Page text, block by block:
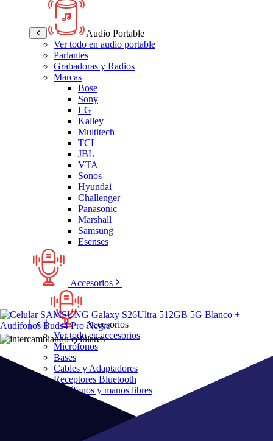
Audio Portable
Ver todo en audio portable
Parlantes
Grabadoras y Radios
Marcas
Bose
Sony
LG
Kalley
Multitech
TCL
JBL
VTA
Sonos
Hyundai
Challenger
Panasonic
Marshall
Samsung
Esenses
Accesorios
Accesorios
Ver todo en accesorios
Micrófonos
Bases
Cables y Adaptadores
Receptores Bluetooth
Audífonos y manos libres